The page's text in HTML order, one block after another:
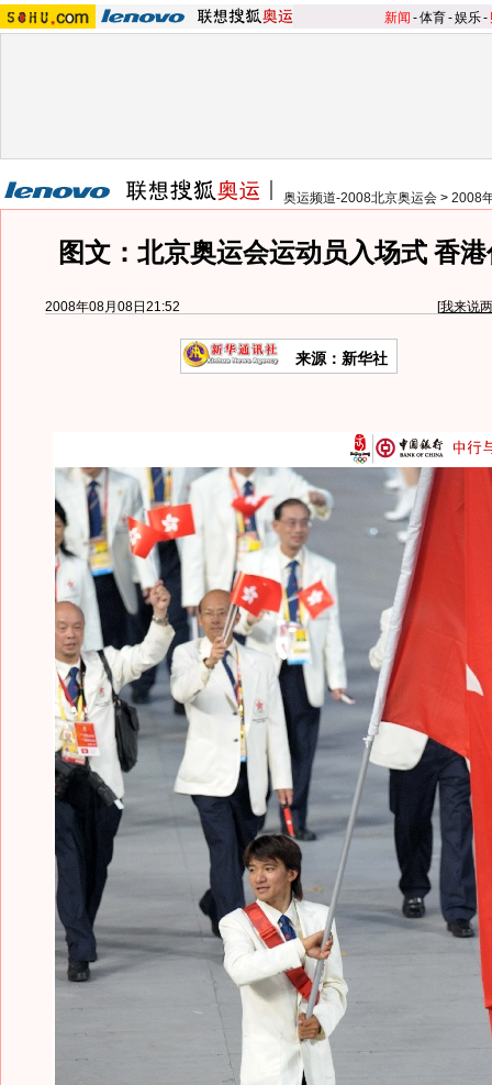
新闻 -体育-娱乐-
奥运频道-2008北京奥运会 > 2008
图文：北京奥运会运动员入场式 香
2008年08月08日21:52 [我来说
来源：新华社